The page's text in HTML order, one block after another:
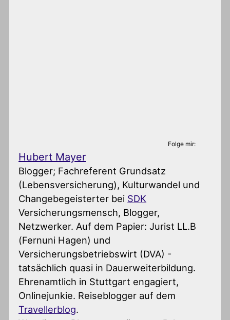
Folge mir:
Hubert Mayer
Blogger; Fachreferent Grundsatz
(Lebensversicherung), Kulturwandel und
Changebegeisterter bei SDK
Versicherungsmensch, Blogger,
Netzwerker. Auf dem Papier: Jurist LL.B
(Fernuni Hagen) und
Versicherungsbetriebswirt (DVA) -
tatsächlich quasi in Dauerweiterbildung.
Ehrenamtlich in Stuttgart engagiert,
Onlinejunkie. Reiseblogger auf dem
Travellerblog.